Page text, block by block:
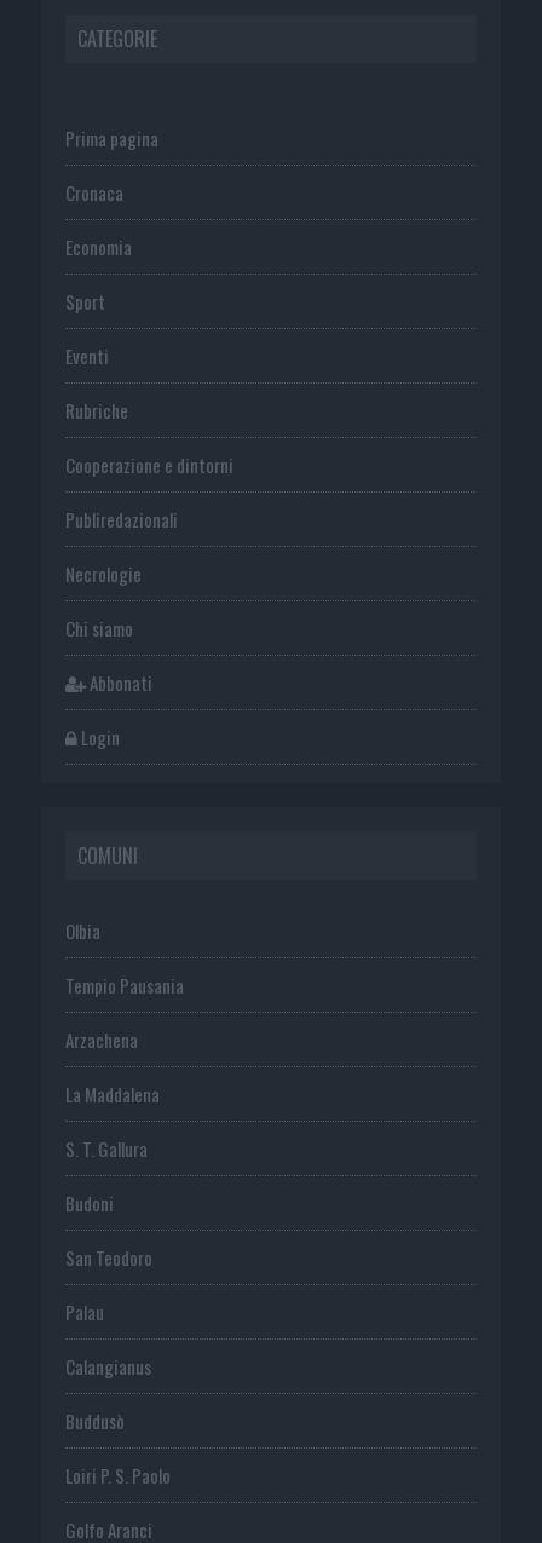
CATEGORIE
Prima pagina
Cronaca
Economia
Sport
Eventi
Rubriche
Cooperazione e dintorni
Publiredazionali
Necrologie
Chi siamo
Abbonati
Login
COMUNI
Olbia
Tempio Pausania
Arzachena
La Maddalena
S. T. Gallura
Budoni
San Teodoro
Palau
Calangianus
Buddusò
Loiri P. S. Paolo
Golfo Aranci